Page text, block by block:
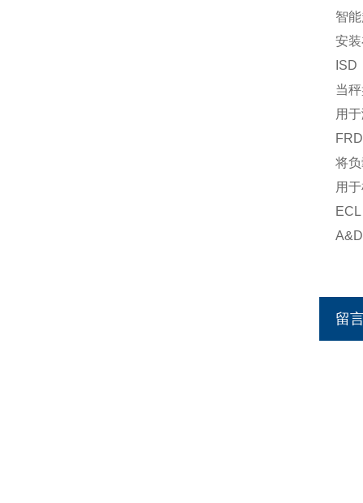
智
安
ISD
当
用
将
用
留